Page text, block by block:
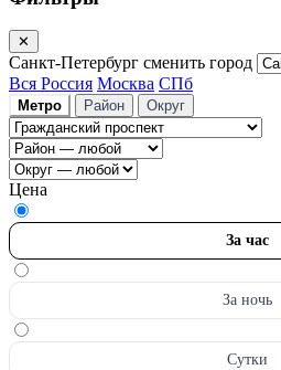
✕
Санкт-Петербург сменить город
Вся Россия Москва СПб
Метро Район Округ
Цена
За час
За ночь
Сутки